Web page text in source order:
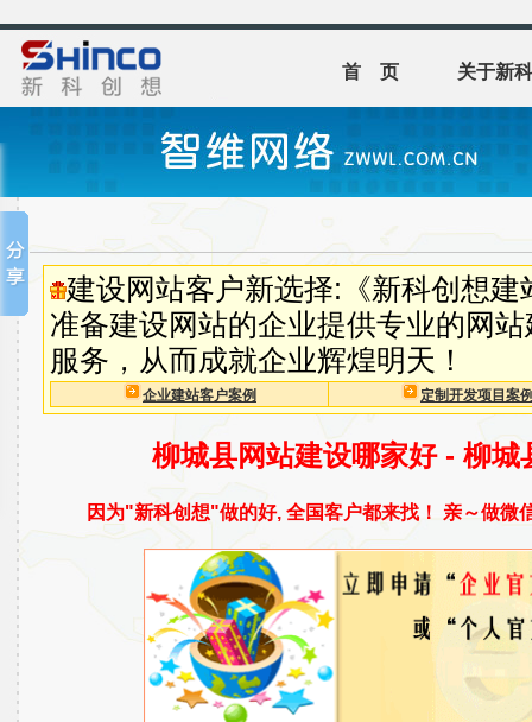
首 页 关于新
建设网站客户新选择:《新科创想
准备建设网站的企业提供专业的网
服务，从而成就企业辉煌明天！
企业建站客户案例 定制开发项目案
柳城县网站建设哪家好 - 柳城
因为"新科创想"做的好, 全国客户都来找！ 亲～做微